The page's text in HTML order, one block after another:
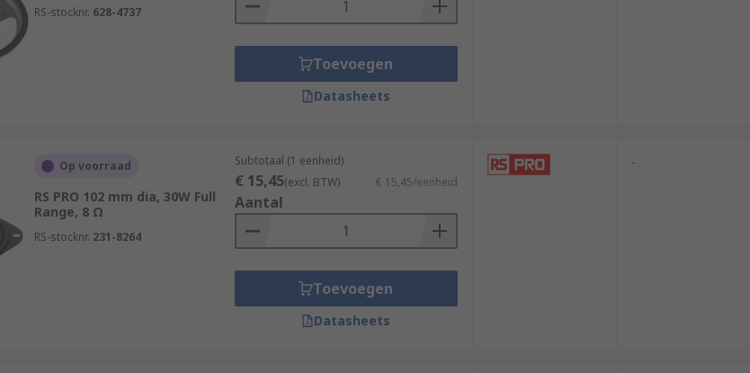
RS-stocknr. 628-4737
Toevoegen
Datasheets
Op voorraad
RS PRO 102 mm dia, 30W Full
Range, 8 Ω
RS-stocknr. 231-8264
Subtotaal (1 eenheid)
€ 15,45(excl. BTW) € 15,45/eenheid
Aantal
Toevoegen
Datasheets
-